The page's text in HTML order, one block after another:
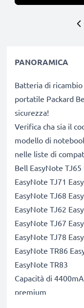
PANORAMICA
Batteria di
portatile Packard
sicurezza!
Verifica cha sia il
modello di
nelle liste di
Bell EasyNote
EasyNote TJ71
EasyNote TJ68
EasyNote TJ62
EasyNote TJ67
EasyNote TJ78
EasyNote TR86
EasyNote TR83
Capacità di
premium